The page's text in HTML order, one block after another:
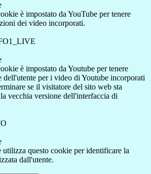
è impostato da YouTube per tenere
dei video incorporati.
è impostato da Youtube per tenere
dell'utente per i video di Youtube incorporati
se il visitatore del sito web sta
vecchia versione dell'interfaccia di
utilizza questo cookie per identificare la
dall'utente.